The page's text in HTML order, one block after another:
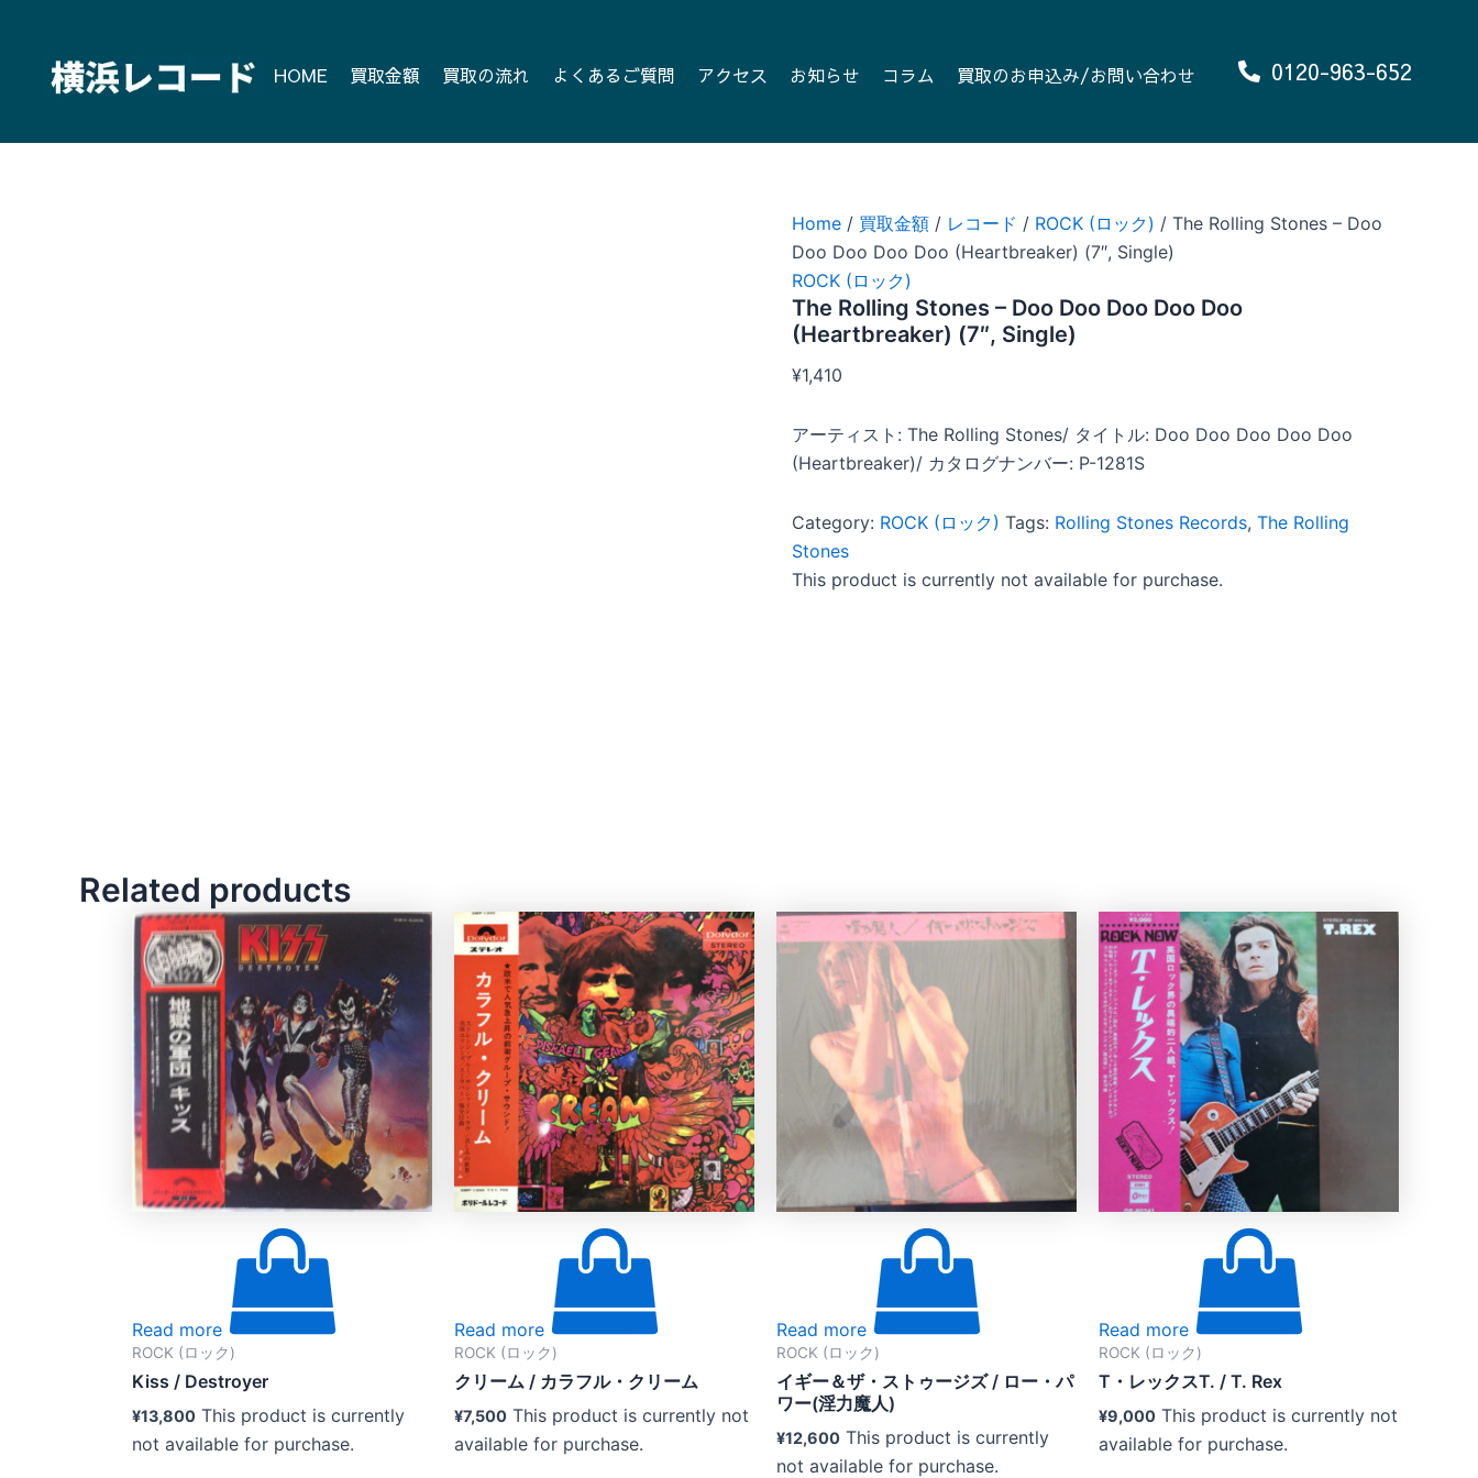
content
HOME 買取金額 買取の流れ よくあるご質問 アクセス お知らせ コラム 買取のお申込み/お問い合わせ 0120-963-652
Home / 買取金額 / レコード / ROCK (ロック) / The Rolling Stones – Doo
Doo Doo Doo Doo (Heartbreaker) (7″, Single)
ROCK (ロック)
The Rolling Stones – Doo Doo Doo Doo Doo
(Heartbreaker) (7″, Single)
¥1,410
アーティスト: The Rolling Stones/ タイトル: Doo Doo Doo Doo Doo
(Heartbreaker)/ カタログナンバー: P-1281S
Category: ROCK (ロック) Tags: Rolling Stones Records, The Rolling
Stones
This product is currently not available for purchase.
Related products
Read more
ROCK (ロック)
Kiss ‎/ Destroyer
¥13,800 This product is currently
not available for purchase.
Read more
ROCK (ロック)
クリーム / カラフル・クリーム
¥7,500 This product is currently not
available for purchase.
Read more
ROCK (ロック)
イギー＆ザ・ストゥージズ / ロー・パ
ワー(淫力魔人)
¥12,600 This product is currently
not available for purchase.
Read more
ROCK (ロック)
T・レックスT. / T. Rex
¥9,000 This product is currently not
available for purchase.